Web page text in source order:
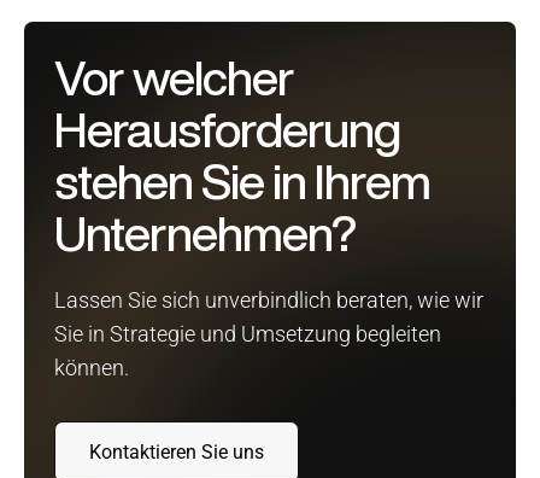
Vor welcher
Herausforderung
stehen Sie in Ihrem
Unternehmen?
Lassen Sie sich unverbindlich beraten, wie wir
Sie in Strategie und Umsetzung begleiten
können.
Kontaktieren Sie uns